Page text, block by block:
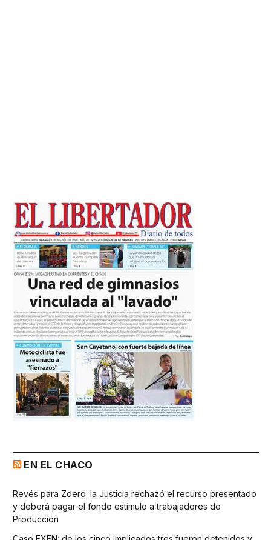
EN EL CHACO
Revés para Zdero: la Justicia rechazó el recurso presentado
y deberá pagar el fondo estímulo a trabajadores de
Producción